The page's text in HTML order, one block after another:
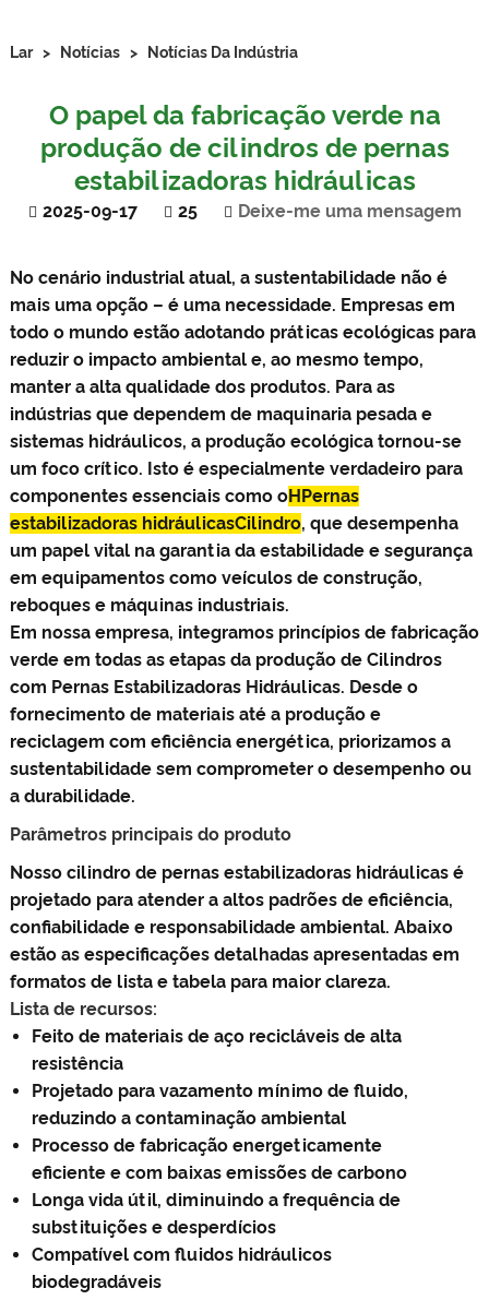
Lar > Notícias > Notícias Da Indústria
O papel da fabricação verde na
produção de cilindros de pernas
estabilizadoras hidráulicas
2025-09-17 25 Deixe-me uma mensagem
No cenário industrial atual, a sustentabilidade não é
mais uma opção – é uma necessidade. Empresas em
todo o mundo estão adotando práticas ecológicas para
reduzir o impacto ambiental e, ao mesmo tempo,
manter a alta qualidade dos produtos. Para as
indústrias que dependem de maquinaria pesada e
sistemas hidráulicos, a produção ecológica tornou-se
um foco crítico. Isto é especialmente verdadeiro para
componentes essenciais como oHPernas
estabilizadoras hidráulicasCilindro, que desempenha
um papel vital na garantia da estabilidade e segurança
em equipamentos como veículos de construção,
reboques e máquinas industriais.
Em nossa empresa, integramos princípios de fabricação
verde em todas as etapas da produção de Cilindros
com Pernas Estabilizadoras Hidráulicas. Desde o
fornecimento de materiais até a produção e
reciclagem com eficiência energética, priorizamos a
sustentabilidade sem comprometer o desempenho ou
a durabilidade.
Parâmetros principais do produto
Nosso cilindro de pernas estabilizadoras hidráulicas é
projetado para atender a altos padrões de eficiência,
confiabilidade e responsabilidade ambiental. Abaixo
estão as especificações detalhadas apresentadas em
formatos de lista e tabela para maior clareza.
Lista de recursos:
Feito de materiais de aço recicláveis ​​de alta
resistência
Projetado para vazamento mínimo de fluido,
reduzindo a contaminação ambiental
Processo de fabricação energeticamente
eficiente e com baixas emissões de carbono
Longa vida útil, diminuindo a frequência de
substituições e desperdícios
Compatível com fluidos hidráulicos
biodegradáveis